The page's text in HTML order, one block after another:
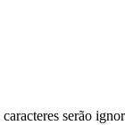
caracteres serão